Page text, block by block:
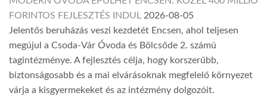
FORINTOS FEJLESZTÉS INDUL 2026-08-05
Jelentős beruházás veszi kezdetét Encsen, ahol teljesen
megújul a Csoda-Vár Óvoda és Bölcsőde 2. számú
tagintézménye. A fejlesztés célja, hogy korszerűbb,
biztonságosabb és a mai elvárásoknak megfelelő környezet
várja a kisgyermekeket és az intézmény dolgozóit.